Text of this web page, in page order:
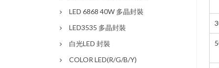
LED 6868 40W 多晶封裝
LED3535 多晶封裝
白光LED 封裝
COLOR LED(R/G/B/Y)